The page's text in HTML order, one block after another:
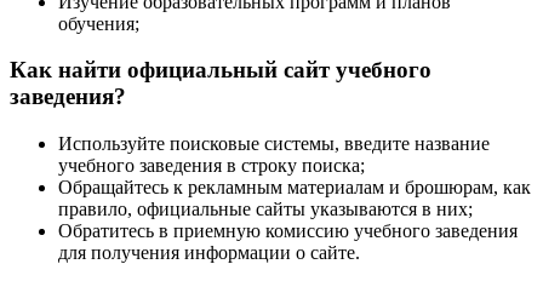
обучения;
Как найти официальный сайт учебного
заведения?
Используйте поисковые системы, введите название
учебного заведения в строку поиска;
Обращайтесь к рекламным материалам и брошюрам, как
правило, официальные сайты указываются в них;
Обратитесь в приемную комиссию учебного заведения
для получения информации о сайте.